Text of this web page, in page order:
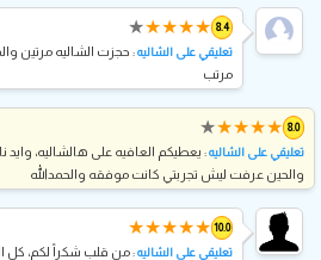
8.4
★
★
★
★
★
تعليقي على الشاليه: حجزت الشاليه مرتين
مرتب
8.0
★
★
★
★
★
تعليقي على الشاليه: يعطيكم العافيه على هالشاليه،
والحين عرفت ليش تجربتي كانت موفقه والحمدالله
10.0
★
★
★
★
★
تعليقي على الشاليه: من قلب شكراً لكم، كل